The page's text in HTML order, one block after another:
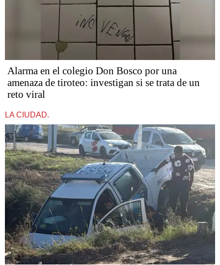
Alarma en el colegio Don Bosco por una
amenaza de tiroteo: investigan si se trata de un
reto viral
LA CIUDAD.